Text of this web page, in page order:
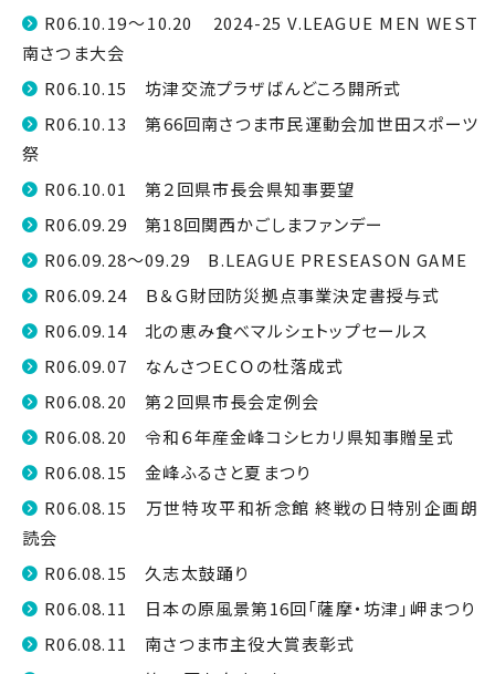
R06.10.19～10.20 2024-25 V.LEAGUE MEN WEST
南さつま大会
R06.10.15 坊津交流プラザばんどころ開所式
R06.10.13 第66回南さつま市民運動会加世田スポーツ
祭
R06.10.01 第２回県市長会県知事要望
R06.09.29 第18回関西かごしまファンデー
R06.09.28～09.29 B.LEAGUE PRESEASON GAME
R06.09.24 Ｂ＆Ｇ財団防災拠点事業決定書授与式
R06.09.14 北の恵み食べマルシェトップセールス
R06.09.07 なんさつＥＣＯの杜落成式
R06.08.20 第２回県市長会定例会
R06.08.20 令和６年産金峰コシヒカリ県知事贈呈式
R06.08.15 金峰ふるさと夏まつり
R06.08.15 万世特攻平和祈念館 終戦の日特別企画朗
読会
R06.08.15 久志太鼓踊り
R06.08.11 日本の原風景第16回「薩摩・坊津」岬まつり
R06.08.11 南さつま市主役大賞表彰式